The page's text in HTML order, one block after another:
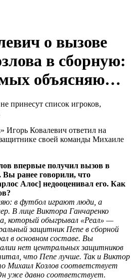
о вызове
в сборную:
объясняю…
принесут список игроков,
Игорь Ковалевич ответил на
своей команды Михаиле
впервые получил вызов в
ранее говорили, что
Алос] недооценивал его. Как
в футбол играют люди, а
В лице Виктора Ганчаренко
который обыгрывал «Реал» —
защитник Пепе в сборной
в основном составе. Вы
нет центральных защитников
что Пепе лучше. Так и Виктор
Михаил Козлов соответствует
уже давно соответствует.